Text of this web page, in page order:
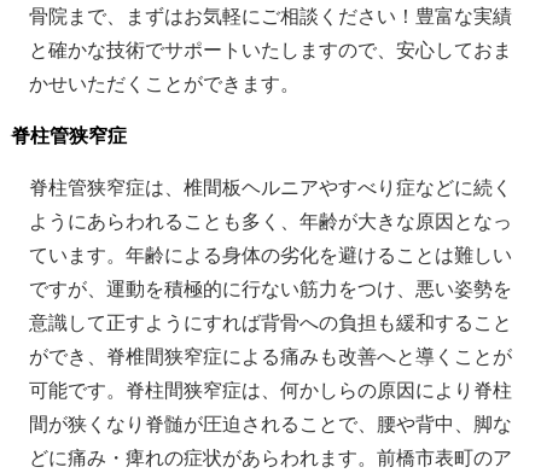
骨院まで、まずはお気軽にご相談ください！豊富な実績
と確かな技術でサポートいたしますので、安心しておま
かせいただくことができます。
脊柱管狭窄症
脊柱管狭窄症は、椎間板ヘルニアやすべり症などに続く
ようにあらわれることも多く、年齢が大きな原因となっ
ています。年齢による身体の劣化を避けることは難しい
ですが、運動を積極的に行ない筋力をつけ、悪い姿勢を
意識して正すようにすれば背骨への負担も緩和すること
ができ、脊椎間狭窄症による痛みも改善へと導くことが
可能です。脊柱間狭窄症は、何かしらの原因により脊柱
間が狭くなり脊髄が圧迫されることで、腰や背中、脚な
どに痛み・痺れの症状があらわれます。前橋市表町のア